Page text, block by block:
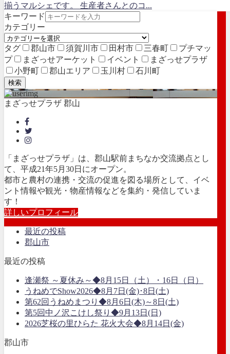
揃うマルシェです。 生産者さんとのコ...
キーワード
カテゴリー
タグ 郡山市 須賀川市 田村市 三春町
プチマッ
プ
まざっせアーケット イベント
まざっせプラザ
小野町
郡山エリア 玉川村 石川町
検索
まざっせプラザ 郡山
「まざっせプラザ」は、郡山駅前まちなか交流拠点とし
て、平成21年5月30日にオープン。
都市と農村の連携・交流の促進を図る場所として、イベ
ント情報や観光・物産情報などを集約・発信していま
す！
詳しいプロフィール
最近の投稿
郡山市
最近の投稿
逢瀬祭 ～夏休み～◆8月15日（土）・16日（日）
うねめでShow2026◆8月7日(金)･8日(土)
第62回うねめまつり◆8月6日(木)～8日(土)
第5回中ノ沢こけし祭り◆9月13日(日)
2026芝桜の里ひらた 花火大会◆8月14日(金)
郡山市